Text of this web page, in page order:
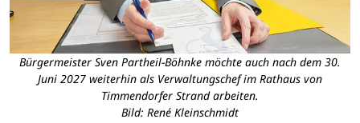
Bürgermeister Sven Partheil-Böhnke möchte auch nach dem 30.
Juni 2027 weiterhin als Verwaltungschef im Rathaus von
Timmendorfer Strand arbeiten.
Bild: René Kleinschmidt